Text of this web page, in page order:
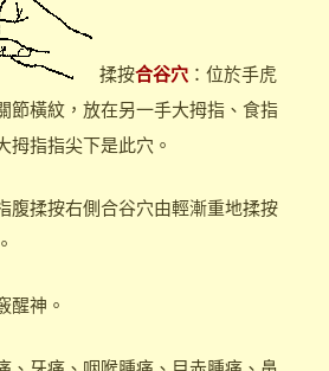
揉按合谷穴 ：位於手虎
節橫紋，放在另一手大拇指、食指
拇指指尖下是此穴。
腹揉按右側合谷穴由輕漸重地揉按
醒神。